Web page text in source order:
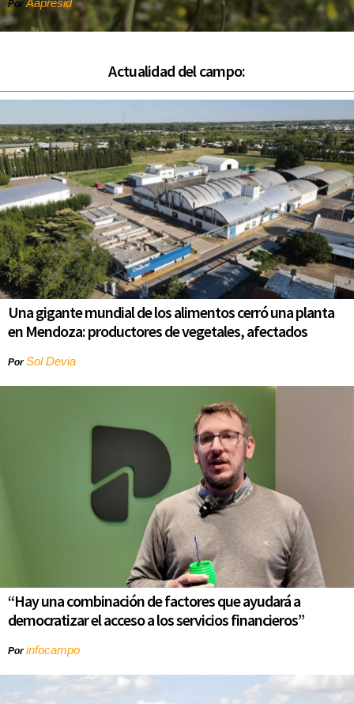
Por
Actualidad del campo:
Una gigante mundial de los alimentos cerró una planta
en Mendoza: productores de vegetales, afectados
PorSol Devia
“Hay una combinación de factores que ayudará a
democratizar el acceso a los servicios financieros”
Porinfocampo